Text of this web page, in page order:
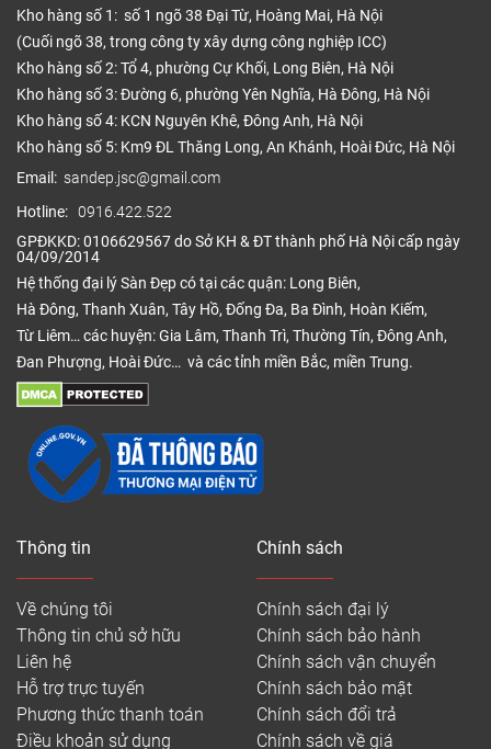
Kho hàng số 1: số 1 ngõ 38 Đại Từ, Hoàng Mai, Hà Nội
(Cuối ngõ 38, trong công ty xây dựng công nghiệp ICC)
Kho hàng số 2: Tổ 4, phường Cự Khối, Long Biên, Hà Nội
Kho hàng số 3: Đường 6, phường Yên Nghĩa, Hà Đông, Hà Nội
Kho hàng số 4: KCN Nguyên Khê, Đông Anh, Hà Nội
Kho hàng số 5: Km9 ĐL Thăng Long, An Khánh, Hoài Đức, Hà Nội
Email: sandep.jsc@gmail.com
Hotline: 0916.422.522
GPĐKKD: 0106629567 do Sở KH & ĐT thành phố Hà Nội cấp ngày
04/09/2014
Hệ thống đại lý Sàn Đẹp có tại các quận: Long Biên,
Hà Đông, Thanh Xuân, Tây Hồ, Đống Đa, Ba Đình, Hoàn Kiếm,
Từ Liêm… các huyện: Gia Lâm, Thanh Trì, Thường Tín, Đông Anh,
Đan Phượng, Hoài Đức… và các tỉnh miền Bắc, miền Trung.
Thông tin
Về chúng tôi
Thông tin chủ sở hữu
Liên hệ
Hỗ trợ trực tuyến
Phương thức thanh toán
Điều khoản sử dụng
Chính sách
Chính sách đại lý
Chính sách bảo hành
Chính sách vận chuyển
Chính sách bảo mật
Chính sách đổi trả
Chính sách về giá